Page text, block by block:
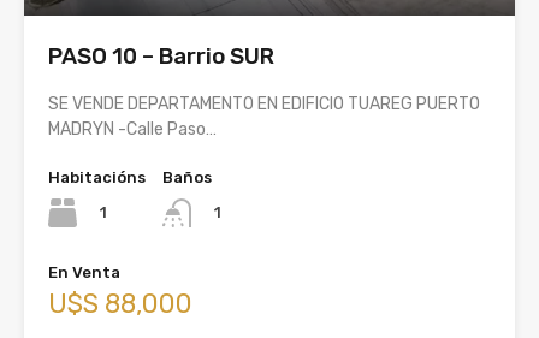
PASO 10 – Barrio SUR
SE VENDE DEPARTAMENTO EN EDIFICIO TUAREG PUERTO
MADRYN -Calle Paso…
Habitacións
1
Baños
1
En Venta
U$S 88,000